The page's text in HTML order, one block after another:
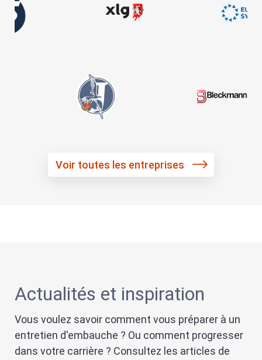
Voir toutes les entreprises
Actualités et inspiration
Vous voulez savoir comment vous préparer à un
entretien d'embauche ? Ou comment progresser
dans votre carrière ? Consultez les articles de